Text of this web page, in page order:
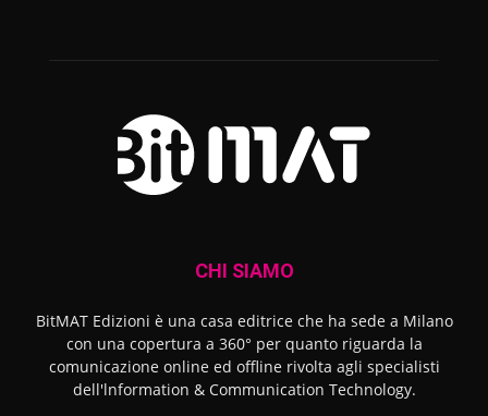
CHI SIAMO
BitMAT Edizioni è una casa editrice che ha sede a Milano
con una copertura a 360° per quanto riguarda la
comunicazione online ed offline rivolta agli specialisti
dell'lnformation & Communication Technology.